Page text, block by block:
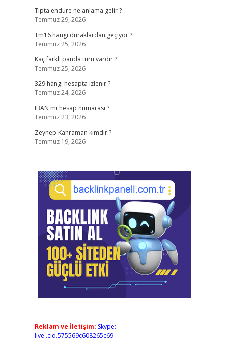
Tıpta endure ne anlama gelir ?
Temmuz 29, 2026
Tm16 hangi duraklardan geçiyor ?
Temmuz 25, 2026
Kaç farklı panda türü vardır ?
Temmuz 25, 2026
329 hangi hesapta izlenir ?
Temmuz 24, 2026
IBAN mı hesap numarası ?
Temmuz 23, 2026
Zeynep Kahraman kimdir ?
Temmuz 19, 2026
Reklam ve İletişim: Skype:
live:.cid.575569c608265c69